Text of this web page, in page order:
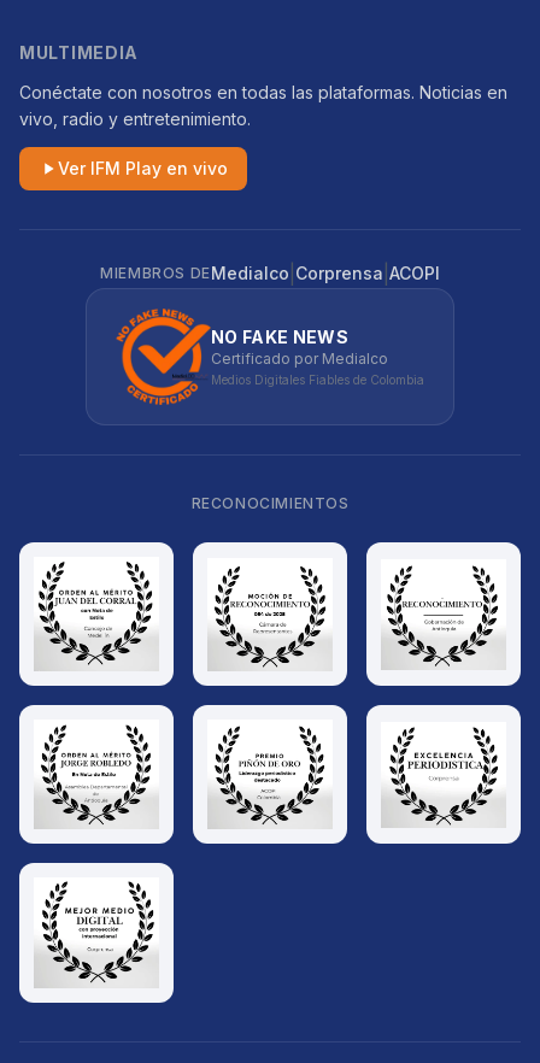
MULTIMEDIA
Conéctate con nosotros en todas las plataformas. Noticias en
vivo, radio y entretenimiento.
Ver IFM Play en vivo
MIEMBROS DEMedialco Corprensa ACOPI
NO FAKE NEWS
Certificado por Medialco
Medios Digitales Fiables de Colombia
RECONOCIMIENTOS